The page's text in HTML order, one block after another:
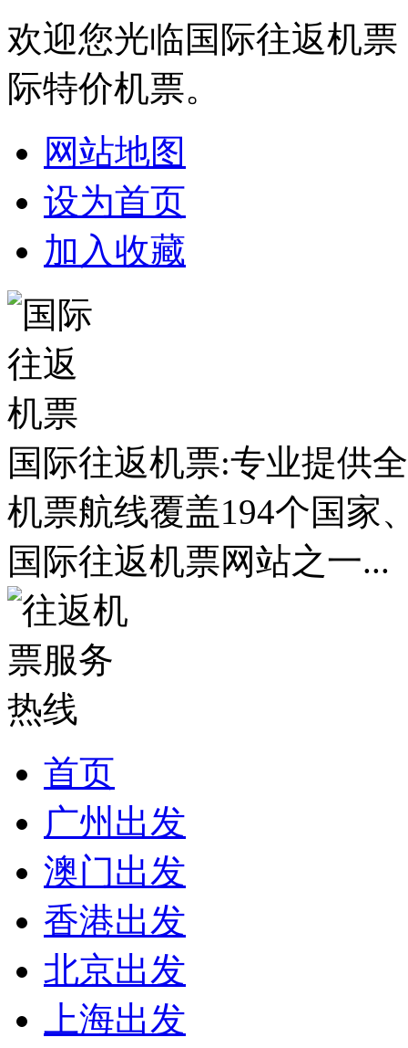
欢迎您光临国际往返机
际特价机票。
网站地图
设为首页
加入收藏
国际往返机票:专业提供
机票航线覆盖194个国家
国际往返机票网站之一...
首页
广州出发
澳门出发
香港出发
北京出发
上海出发